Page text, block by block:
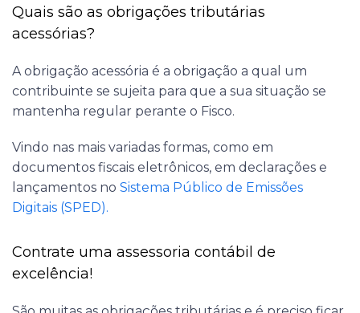
Quais são as obrigações tributárias
acessórias?
A obrigação acessória é a obrigação a qual um
contribuinte se sujeita para que a sua situação se
mantenha regular perante o Fisco.
Vindo nas mais variadas formas, como em
documentos fiscais eletrônicos, em declarações e
lançamentos no Sistema Público de Emissões
Digitais (SPED).
Contrate uma assessoria contábil de
excelência!